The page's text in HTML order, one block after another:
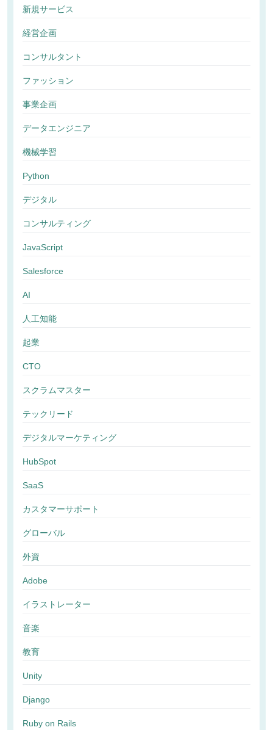
新規サービス
経営企画
コンサルタント
ファッション
事業企画
データエンジニア
機械学習
Python
デジタル
コンサルティング
JavaScript
Salesforce
AI
人工知能
起業
CTO
スクラムマスター
テックリード
デジタルマーケティング
HubSpot
SaaS
カスタマーサポート
グローバル
外資
Adobe
イラストレーター
音楽
教育
Unity
Django
Ruby on Rails